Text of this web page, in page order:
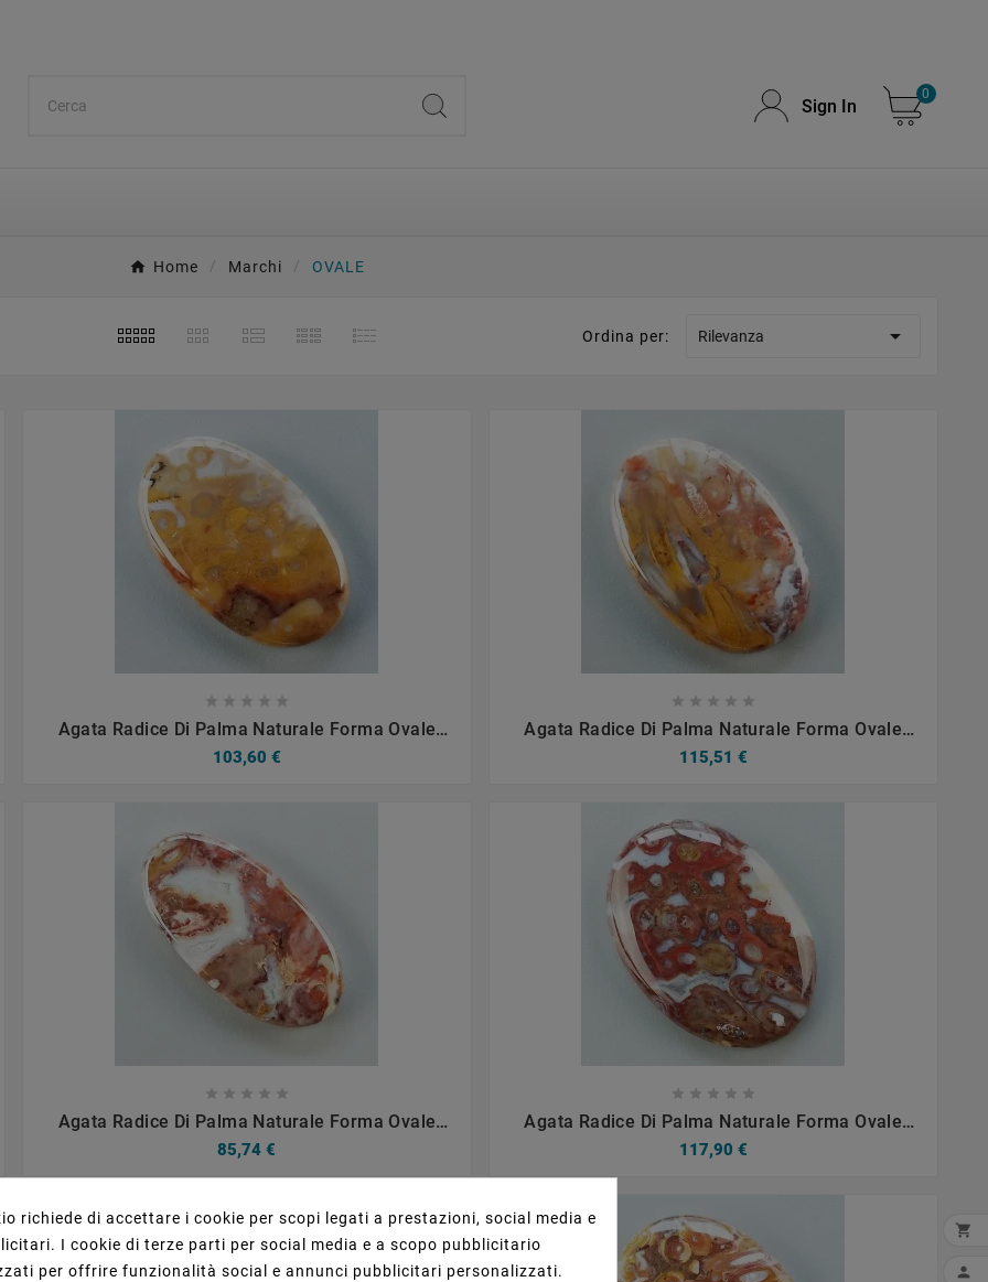
Sign In
0
Home Marchi OVALE
Ordina per: Rilevanza 
    
Agata Radice Di Palma Naturale Forma Ovale
Piatto Cabochon Liscio Fatto A Mano 33X20mm
5.85gm 1pz
103,60 €
    
Agata Radice Di Palma Naturale Forma Ovale
Piatto Cabochon Liscio Fatto A Mano 33X22mm
6.50gm 1pz
115,51 €
    
Agata Radice Di Palma Naturale Forma Ovale
Piatto Cabochon Liscio Fatto A Mano 34X18mm
4.80gm 1pz
85,74 €
    
Agata Radice Di Palma Naturale Forma Ovale
Piatto Cabochon Liscio Fatto A Mano 34X24mm
6.62gm 1pz
117,90 €


richiede di accettare i cookie per scopi legati a prestazioni, social media e
I cookie di terze parti per social media e a scopo pubblicitario
per offrire funzionalità social e annunci pubblicitari personalizzati.